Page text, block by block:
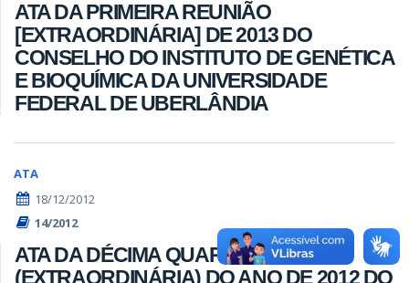
ATA DA PRIMEIRA REUNIÃO
[EXTRAORDINÁRIA] DE 2013 DO
CONSELHO DO INSTITUTO DE GENÉTICA
E BIOQUÍMICA DA UNIVERSIDADE
FEDERAL DE UBERLÂNDIA
ATA
18/12/2012
14/2012
ATA DA DÉCIMA QUARTA REUNIÃO
(EXTRAORDINÁRIA) DO ANO DE 2012 DO